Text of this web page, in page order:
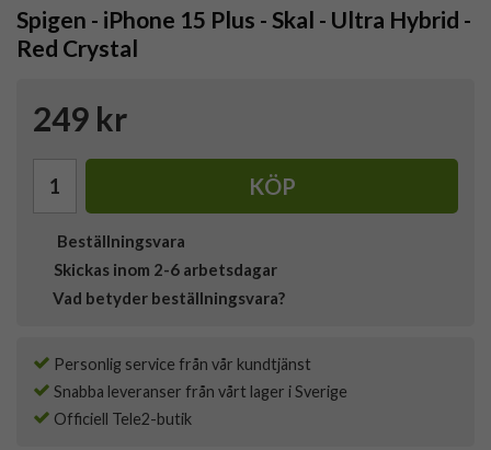
Spigen - iPhone 15 Plus - Skal - Ultra Hybrid -
Red Crystal
249 kr
KÖP
Beställningsvara
Skickas inom 2-6 arbetsdagar
Vad betyder beställningsvara?
Personlig service från vår kundtjänst
Snabba leveranser från vårt lager i Sverige
Officiell Tele2-butik